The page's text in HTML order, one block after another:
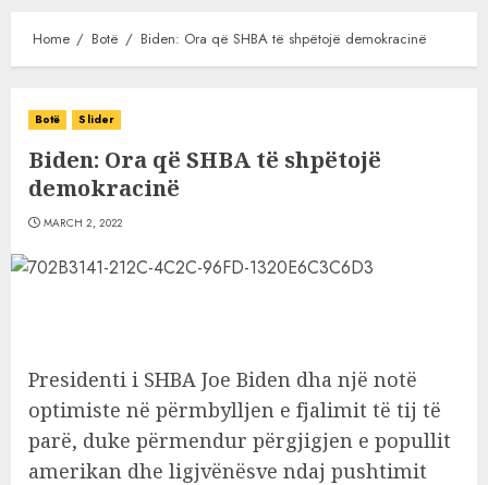
Home Botë Biden: Ora që SHBA të shpëtojë demokracinë
Botë Slider
Biden: Ora që SHBA të shpëtojë
demokracinë
MARCH 2, 2022
Presidenti i SHBA Joe Biden dha një notë
optimiste në përmbylljen e fjalimit të tij të
parë, duke përmendur përgjigjen e popullit
amerikan dhe ligjvënësve ndaj pushtimit